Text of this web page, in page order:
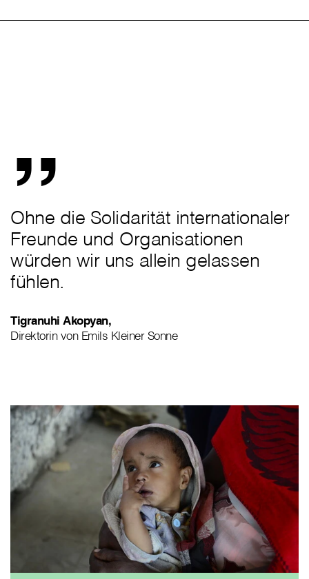
„
Ohne die Solidarität internationaler
Freunde und Organisationen
würden wir uns allein gelassen
fühlen.
Tigranuhi Akopyan,
Direktorin von Emils Kleiner Sonne